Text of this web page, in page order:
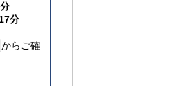
分
からご確